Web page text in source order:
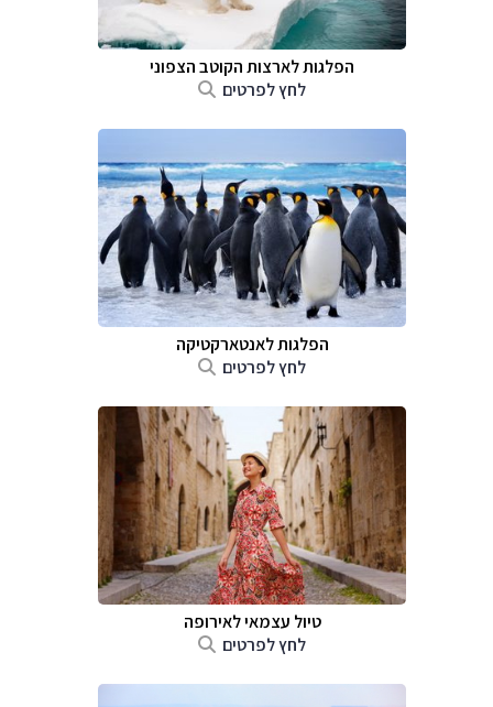
הפלגות לארצות הקוטב הצפוני
לחץ לפרטים
הפלגות לאנטארקטיקה
לחץ לפרטים
טיול עצמאי לאירופה
לחץ לפרטים